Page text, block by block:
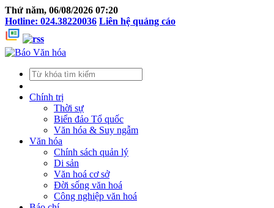
Thứ năm, 06/08/2026 07:20
Hotline: 024.38220036 Liên hệ quảng cáo
Chính trị
Thời sự
Biển đảo Tổ quốc
Văn hóa & Suy ngẫm
Văn hóa
Chính sách quản lý
Di sản
Văn hoá cơ sở
Đời sống văn hoá
Công nghiệp văn hoá